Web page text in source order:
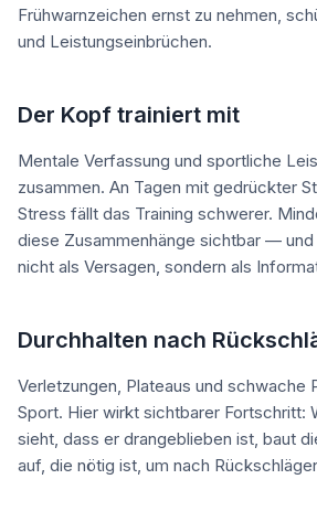
Frühwarnzeichen ernst zu nehmen,
und Leistungseinbrüchen.
Der Kopf trainiert mit
Mentale Verfassung und sportliche
zusammen. An Tagen mit gedrückter
Stress fällt das Training schwerer.
diese Zusammenhänge sichtbar —
nicht als Versagen, sondern als
Durchhalten nach
Verletzungen, Plateaus und schwache
Sport. Hier wirkt sichtbarer Fortschritt:
sieht, dass er drangeblieben ist, baut
auf, die nötig ist, um nach